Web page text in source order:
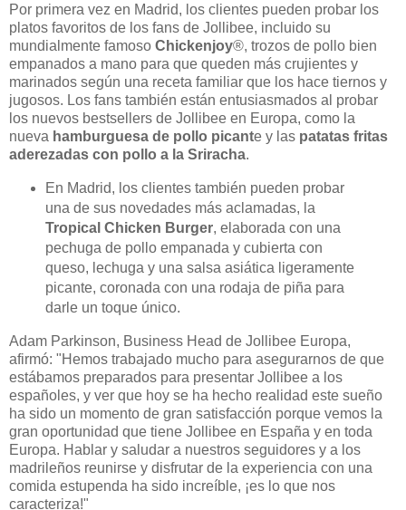
Por primera vez en Madrid, los clientes pueden probar los
platos favoritos de los fans de Jollibee, incluido su
mundialmente famoso Chickenjoy®, trozos de pollo bien
empanados a mano para que queden más crujientes y
marinados según una receta familiar que los hace tiernos y
jugosos. Los fans también están entusiasmados al probar
los nuevos bestsellers de Jollibee en Europa, como la
nueva hamburguesa de pollo picante y las patatas fritas
aderezadas con pollo a la Sriracha.
En Madrid, los clientes también pueden probar
una de sus novedades más aclamadas, la
Tropical Chicken Burger, elaborada con una
pechuga de pollo empanada y cubierta con
queso, lechuga y una salsa asiática ligeramente
picante, coronada con una rodaja de piña para
darle un toque único.
Adam Parkinson, Business Head de Jollibee Europa,
afirmó: "Hemos trabajado mucho para asegurarnos de que
estábamos preparados para presentar Jollibee a los
españoles, y ver que hoy se ha hecho realidad este sueño
ha sido un momento de gran satisfacción porque vemos la
gran oportunidad que tiene Jollibee en España y en toda
Europa. Hablar y saludar a nuestros seguidores y a los
madrileños reunirse y disfrutar de la experiencia con una
comida estupenda ha sido increíble, ¡es lo que nos
caracteriza!"